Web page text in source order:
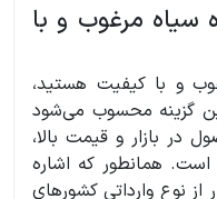
سیاه مرغوب و با
و با‌ کیفیت هستید،
گزینه محسوب می‌شود
در بازار و قیمت بالا،
همانطور که اشاره
از نوع وارداتی کشورهای